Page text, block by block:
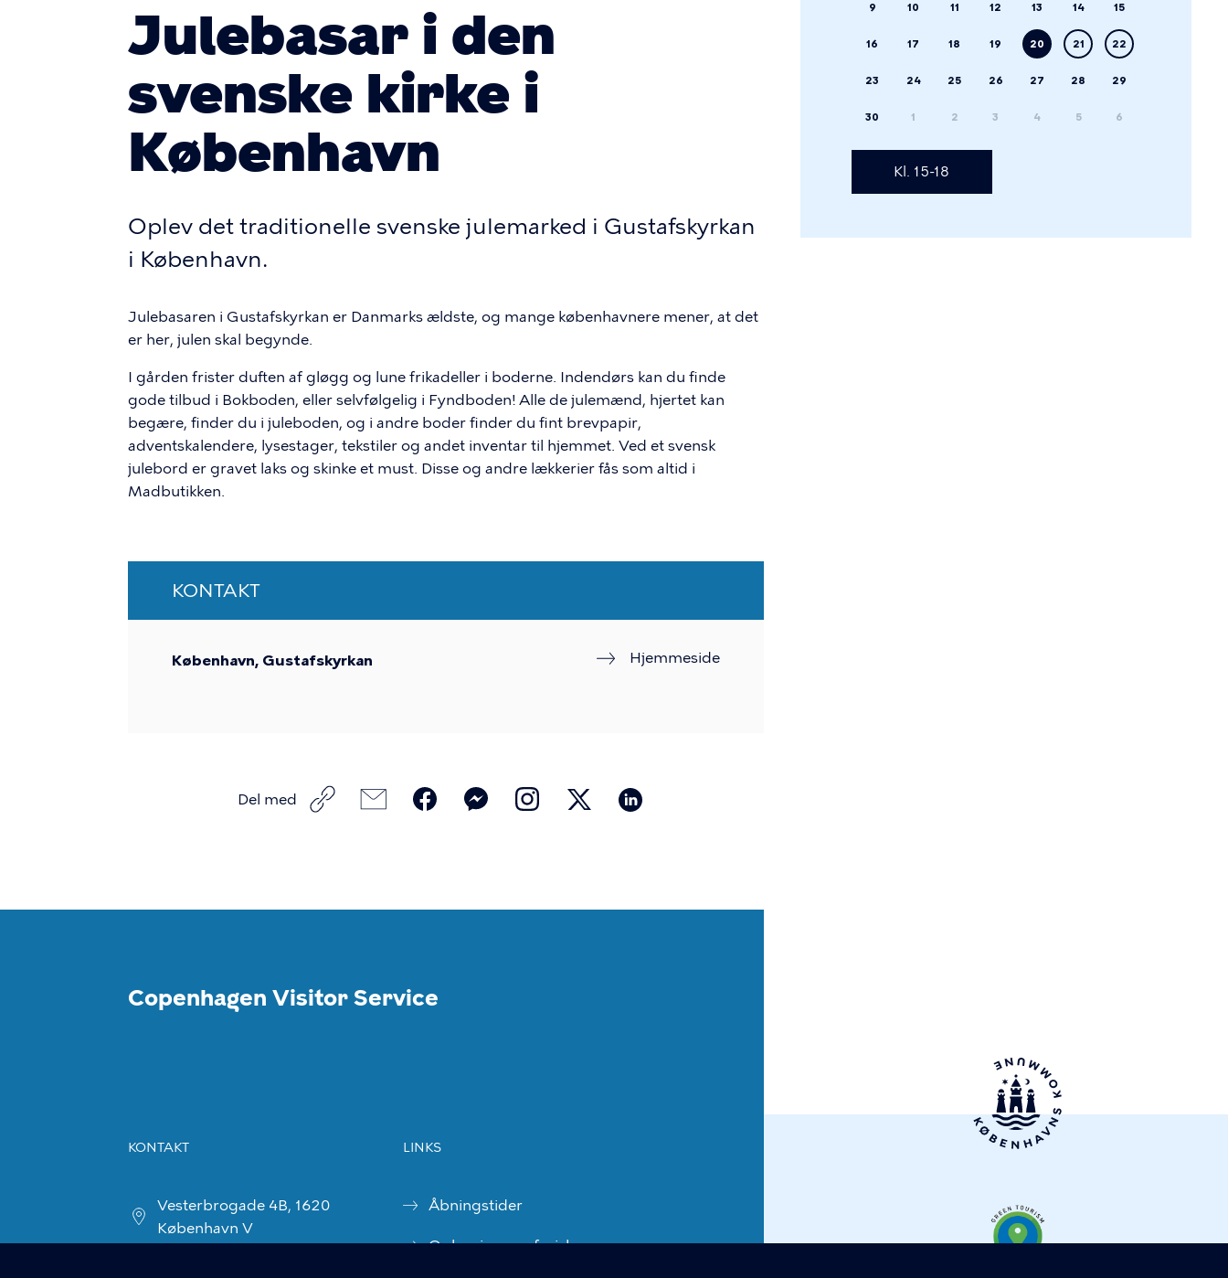
Julebasar i den
svenske kirke i
København
9 10 11 12 13 14 15
16 17 18 19 20 21 22
23 24 25 26 27 28 29
30 1 2 3 4 5 6
Kl. 15-18
Oplev det traditionelle svenske julemarked i Gustafskyrkan
i København.
Julebasaren i Gustafskyrkan er Danmarks ældste, og mange københavnere mener, at det
er her, julen skal begynde.
I gården frister duften af ​​gløgg og lune frikadeller i boderne. Indendørs kan du finde
gode tilbud i Bokboden, eller selvfølgelig i Fyndboden! Alle de julemænd, hjertet kan
begære, finder du i juleboden, og i andre boder finder du fint brevpapir,
adventskalendere, lysestager, tekstiler og andet inventar til hjemmet. Ved et svensk
julebord er gravet laks og skinke et must. Disse og andre lækkerier fås som altid i
Madbutikken.
KONTAKT
København, Gustafskyrkan Hjemmeside
Del med
Copenhagen Visitor Service
KONTAKT
Vesterbrogade 4B, 1620
København V
LINKS
Åbningstider
Oplysning om fysiske